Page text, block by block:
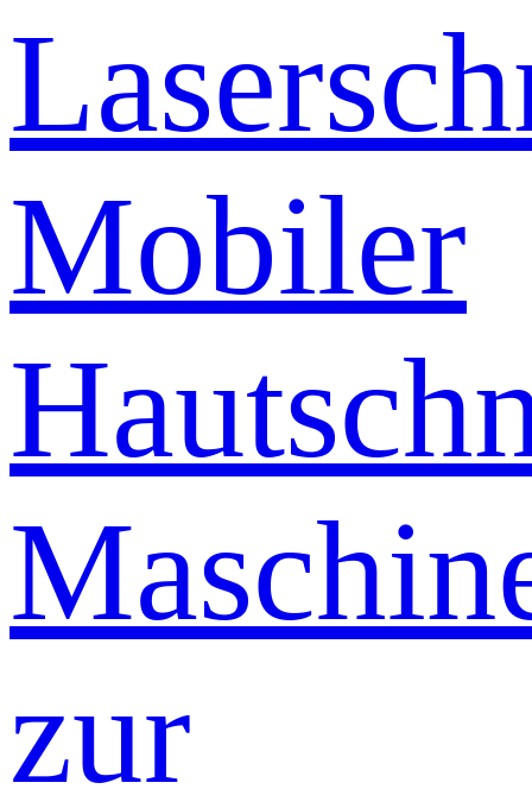
Mobiler
zur